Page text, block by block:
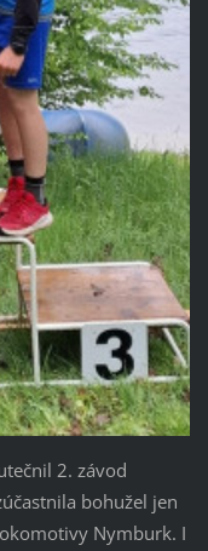
2. závod
bohužel jen
Nymburk. I